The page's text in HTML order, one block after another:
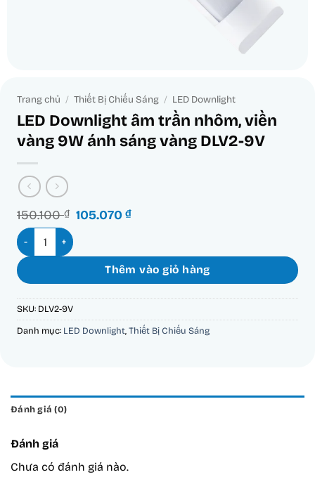
Trang chủ / Thiết Bị Chiếu Sáng / LED Downlight
LED Downlight âm trần nhôm, viền
vàng 9W ánh sáng vàng DLV2-9V
150.100₫ Giá
150.100 ₫.
105.070₫Giá
là:
105.070 ₫.
LED Downlight âm trần nhôm, viền vàng 9W ánh sáng vàng
Thêm vào giỏ hàng
SKU: DLV2-9V
Danh mục: LED Downlight, Thiết Bị Chiếu Sáng
Đánh giá (0)
Đánh giá
Chưa có đánh giá nào.